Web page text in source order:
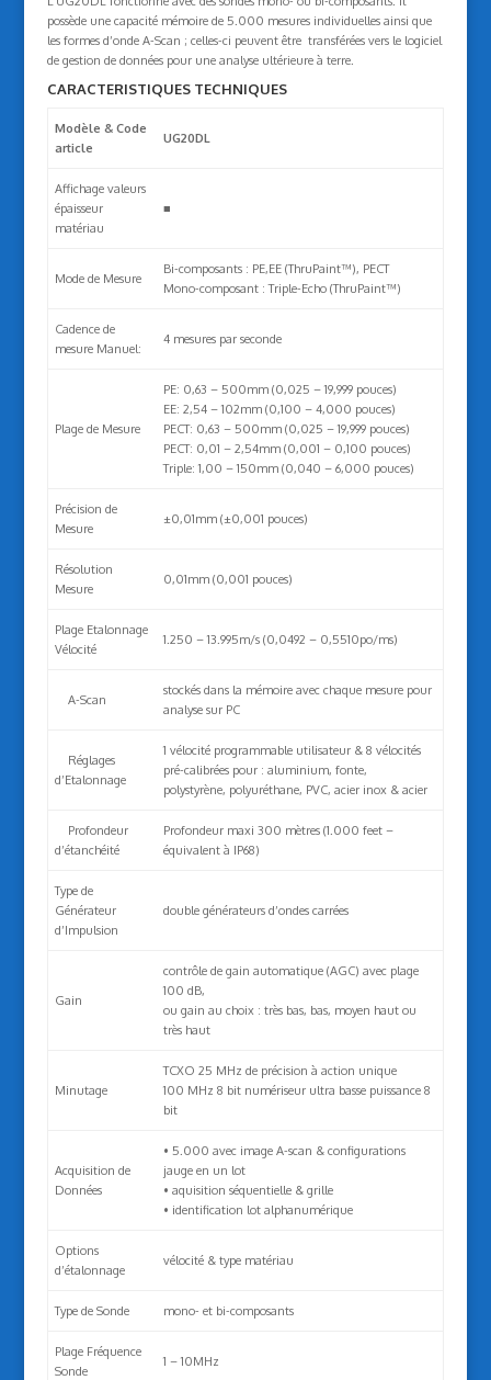
possède une capacité mémoire de 5.000 mesures individuelles ainsi que
les formes d’onde A-Scan ; celles-ci peuvent être transférées vers le logiciel
de gestion de données pour une analyse ultérieure à terre.
CARACTERISTIQUES TECHNIQUES
Modèle & Code
article
UG20DL
Affichage valeurs
épaisseur
matériau
■
Mode de Mesure
Bi-composants : PE,EE (ThruPaint™), PECT
Mono-composant : Triple-Echo (ThruPaint™)
Cadence de
mesure Manuel:
4 mesures par seconde
Plage de Mesure
PE: 0,63 – 500mm (0,025 – 19,999 pouces)
EE: 2,54 – 102mm (0,100 – 4,000 pouces)
PECT: 0,63 – 500mm (0,025 – 19,999 pouces)
PECT: 0,01 – 2,54mm (0,001 – 0,100 pouces)
Triple: 1,00 – 150mm (0,040 – 6,000 pouces)
Précision de
Mesure
±0,01mm (±0,001 pouces)
Résolution
Mesure
0,01mm (0,001 pouces)
Plage Etalonnage
Vélocité
1.250 – 13.995m/s (0,0492 – 0,5510po/ms)
A-Scan
stockés dans la mémoire avec chaque mesure pour
analyse sur PC
Réglages
d’Etalonnage
1 vélocité programmable utilisateur & 8 vélocités
pré-calibrées pour : aluminium, fonte,
polystyrène, polyuréthane, PVC, acier inox & acier
Profondeur
d’étanchéité
Profondeur maxi 300 mètres (1.000 feet –
équivalent à IP68)
Type de
Générateur
d’Impulsion
double générateurs d’ondes carrées
Gain
contrôle de gain automatique (AGC) avec plage
100 dB,
ou gain au choix : très bas, bas, moyen haut ou
très haut
Minutage
TCXO 25 MHz de précision à action unique
100 MHz 8 bit numériseur ultra basse puissance 8
bit
Acquisition de
Données
• 5.000 avec image A-scan & configurations
jauge en un lot
• aquisition séquentielle & grille
• identification lot alphanumérique
Options
d’étalonnage
vélocité & type matériau
Type de Sonde mono- et bi-composants
Plage Fréquence
Sonde
1 – 10MHz